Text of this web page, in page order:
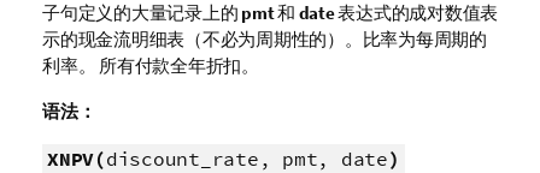
子句定义的大量记录上的 pmt和 date表达式的成对数值表
示的现金流明细表（不必为周期性的）。比率为每周期的
利率。 所有付款全年折扣。
语法：
XNPV(discount_rate, pmt, date)